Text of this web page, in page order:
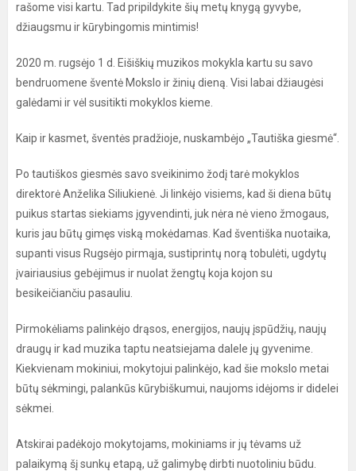
rašome visi kartu. Tad pripildykite šių metų knygą gyvybe,
džiaugsmu ir kūrybingomis mintimis!
2020 m. rugsėjo 1 d. Eišiškių muzikos mokykla kartu su savo
bendruomene šventė Mokslo ir žinių dieną. Visi labai džiaugėsi
galėdami ir vėl susitikti mokyklos kieme.
Kaip ir kasmet, šventės pradžioje, nuskambėjo „Tautiška giesmė“.
Po tautiškos giesmės savo sveikinimo žodį tarė mokyklos
direktorė Anželika Siliukienė. Ji linkėjo visiems, kad ši diena būtų
puikus startas siekiams įgyvendinti, juk nėra nė vieno žmogaus,
kuris jau būtų gimęs viską mokėdamas. Kad šventiška nuotaika,
supanti visus Rugsėjo pirmąja, sustiprintų norą tobulėti, ugdytų
įvairiausius gebėjimus ir nuolat žengtų koja kojon su
besikeičiančiu pasauliu.
Pirmokėliams palinkėjo drąsos, energijos, naujų įspūdžių, naujų
draugų ir kad muzika taptu neatsiejama dalele jų gyvenime.
Kiekvienam mokiniui, mokytojui palinkėjo, kad šie mokslo metai
būtų sėkmingi, palankūs kūrybiškumui, naujoms idėjoms ir didelei
sėkmei.
Atskirai padėkojo mokytojams, mokiniams ir jų tėvams už
palaikymą šį sunkų etapą, už galimybę dirbti nuotoliniu būdu.